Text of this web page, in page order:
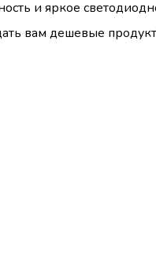
и яркое
вам дешевые